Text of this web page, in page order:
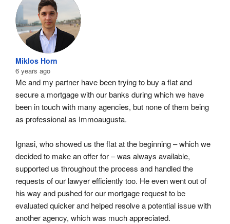
Miklos Horn
6 years ago
Me and my partner have been trying to buy a flat and
secure a mortgage with our banks during which we have
been in touch with many agencies, but none of them being
as professional as Immoaugusta.
Ignasi, who showed us the flat at the beginning – which we
decided to make an offer for – was always available,
supported us throughout the process and handled the
requests of our lawyer efficiently too. He even went out of
his way and pushed for our mortgage request to be
evaluated quicker and helped resolve a potential issue with
another agency, which was much appreciated.